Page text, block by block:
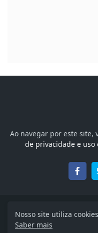
Ao navegar por este site,
de privacidade e uso
Onde Assistir,
Nosso site utiliza
Saber mais